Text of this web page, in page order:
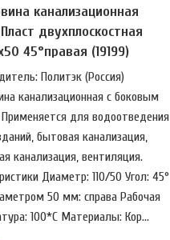
канализационная
двухплоскостная
45°правая (19199)
Политэк (Россия)
канализационная с боковым
для водоотведения
бытовая канализация,
канализация, вентиляция.
Диаметр: 110/50 Угол: 45°
50 мм: справа Рабочая
100*С Материалы: Кор...